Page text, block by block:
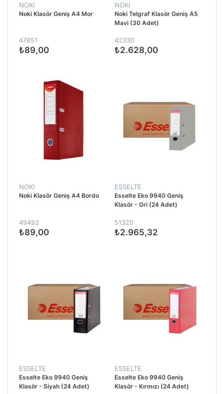
NOKI
Noki Klasör Geniş A4 Mor
47851
₺89,00
NOKI
Noki Telgraf Klasör Geniş A5
Mavi (30 Adet)
42330
₺2.628,00
NOKI
Noki Klasör Geniş A4 Bordo
49493
₺89,00
ESSELTE
Esselte Eko 9940 Geniş
Klasör - Gri (24 Adet)
51320
₺2.965,32
ESSELTE
Esselte Eko 9940 Geniş
Klasör - Siyah (24 Adet)
ESSELTE
Esselte Eko 9940 Geniş
Klasör - Kırmızı (24 Adet)